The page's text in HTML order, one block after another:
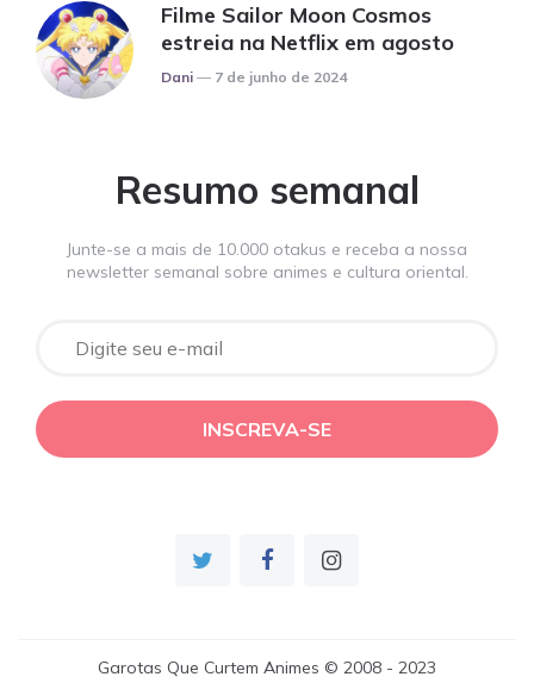
Filme Sailor Moon Cosmos
estreia na Netflix em agosto
Posted
Dani 7 de junho de 2024
Resumo semanal
Junte-se a mais de 10.000 otakus e receba a nossa
newsletter semanal sobre animes e cultura oriental.
Garotas Que Curtem Animes © 2008 - 2023